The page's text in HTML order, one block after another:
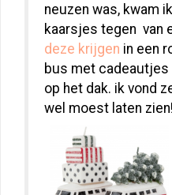
neuzen was, kwam
kaarsjes tegen van
deze krijgen in een
bus met
op het dak. ik vond
wel moest laten zien!